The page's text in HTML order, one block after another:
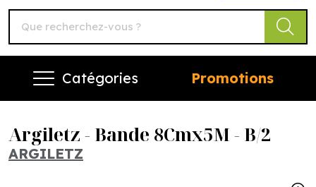
Catégories Promotions
Argiletz - Bande 8Cmx5M - B/2
ARGILETZ